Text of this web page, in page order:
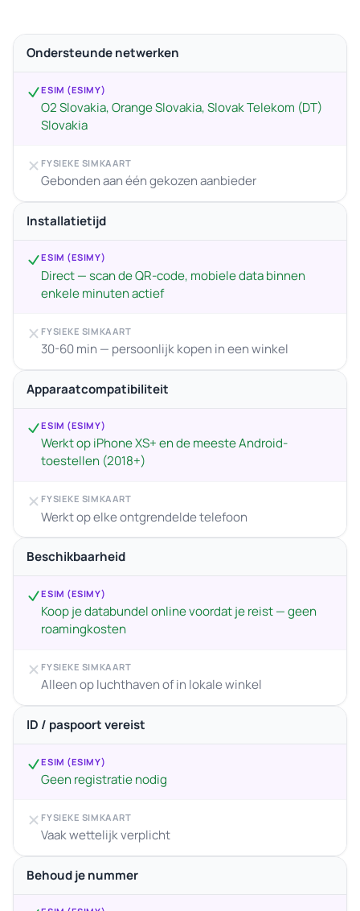
Ondersteunde netwerken
ESIM (ESIMY)
O2 Slovakia, Orange Slovakia, Slovak Telekom (DT)
Slovakia
FYSIEKE SIMKAART
Gebonden aan één gekozen aanbieder
Installatietijd
ESIM (ESIMY)
Direct — scan de QR-code, mobiele data binnen
enkele minuten actief
FYSIEKE SIMKAART
30-60 min — persoonlijk kopen in een winkel
Apparaatcompatibiliteit
ESIM (ESIMY)
Werkt op iPhone XS+ en de meeste Android-
toestellen (2018+)
FYSIEKE SIMKAART
Werkt op elke ontgrendelde telefoon
Beschikbaarheid
ESIM (ESIMY)
Koop je databundel online voordat je reist — geen
roamingkosten
FYSIEKE SIMKAART
Alleen op luchthaven of in lokale winkel
ID / paspoort vereist
ESIM (ESIMY)
Geen registratie nodig
FYSIEKE SIMKAART
Vaak wettelijk verplicht
Behoud je nummer